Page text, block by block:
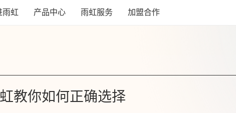
雨虹 产品中心 雨虹服务 加盟合作
教你如何正确选择